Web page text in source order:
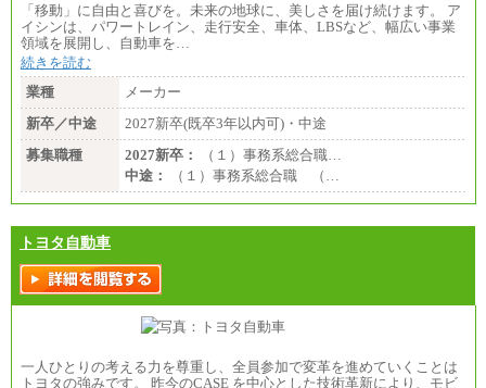
「移動」に自由と喜びを。未来の地球に、美しさを届け続けます。 ア
イシンは、パワートレイン、走行安全、車体、LBSなど、幅広い事業
領域を展開し、自動車を…
続きを読む
業種
メーカー
新卒／中途
2027新卒(既卒3年以内可)・中途
募集職種
2027新卒：
（１）事務系総合職…
中途：
（１）事務系総合職 （…
トヨタ自動車
一人ひとりの考える力を尊重し、全員参加で変革を進めていくことは
トヨタの強みです。 昨今のCASE を中心とした技術革新により、モビ